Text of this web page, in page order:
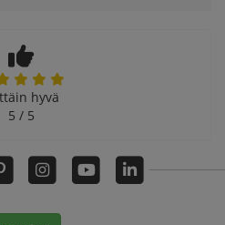
hyvä
5 / 5